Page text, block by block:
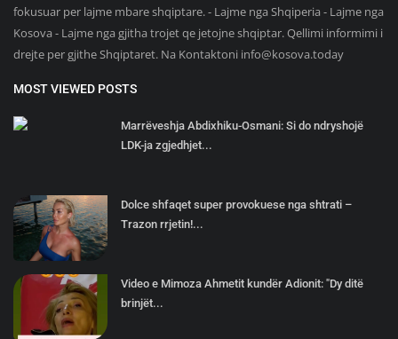
fokusuar per lajme mbare shqiptare. - Lajme nga Shqiperia - Lajme nga
Kosova - Lajme nga gjitha trojet qe jetojne shqiptar. Qellimi informimi i
drejte per gjithe Shqiptaret. Na Kontaktoni info@kosova.today
MOST VIEWED POSTS
Marrëveshja Abdixhiku-Osmani: Si do ndryshojë
LDK-ja zgjedhjet...
Dolce shfaqet super provokuese nga shtrati –
Trazon rrjetin!...
Video e Mimoza Ahmetit kundër Adionit: "Dy ditë
brinjët...